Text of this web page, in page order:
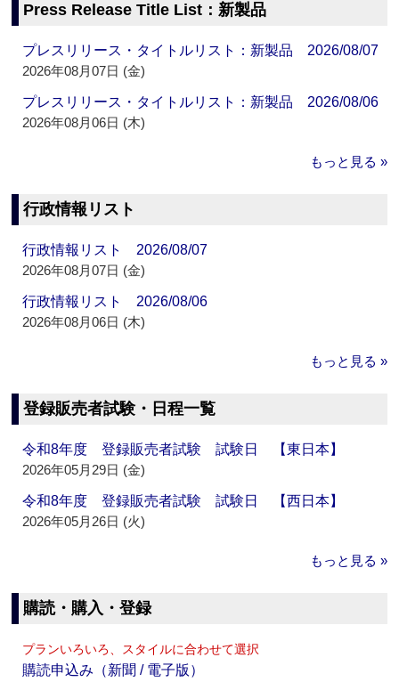
Press Release Title List：新製品
プレスリリース・タイトルリスト：新製品 2026/08/07
2026年08月07日 (金)
プレスリリース・タイトルリスト：新製品 2026/08/06
2026年08月06日 (木)
もっと見る »
行政情報リスト
行政情報リスト 2026/08/07
2026年08月07日 (金)
行政情報リスト 2026/08/06
2026年08月06日 (木)
もっと見る »
登録販売者試験・日程一覧
令和8年度 登録販売者試験 試験日 【東日本】
2026年05月29日 (金)
令和8年度 登録販売者試験 試験日 【西日本】
2026年05月26日 (火)
もっと見る »
購読・購入・登録
プランいろいろ、スタイルに合わせて選択
購読申込み（新聞 / 電子版）